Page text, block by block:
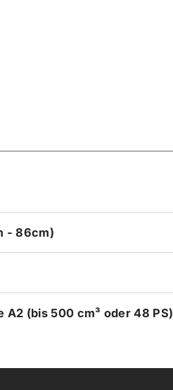
- 86cm)
A2 (bis 500 cm³ oder 48 PS)